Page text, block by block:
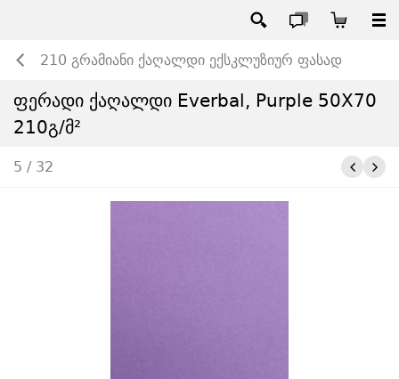
210 გრამიანი ქაღალდი ექსკლუზიურ ფასად
ფერადი ქაღალდი Everbal, Purple 50X70
210გ/მ²
5 / 32